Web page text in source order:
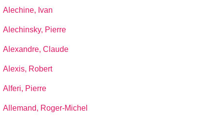
Alechine, Ivan
Alechinsky, Pierre
Alexandre, Claude
Alexis, Robert
Alferi, Pierre
Allemand, Roger-Michel